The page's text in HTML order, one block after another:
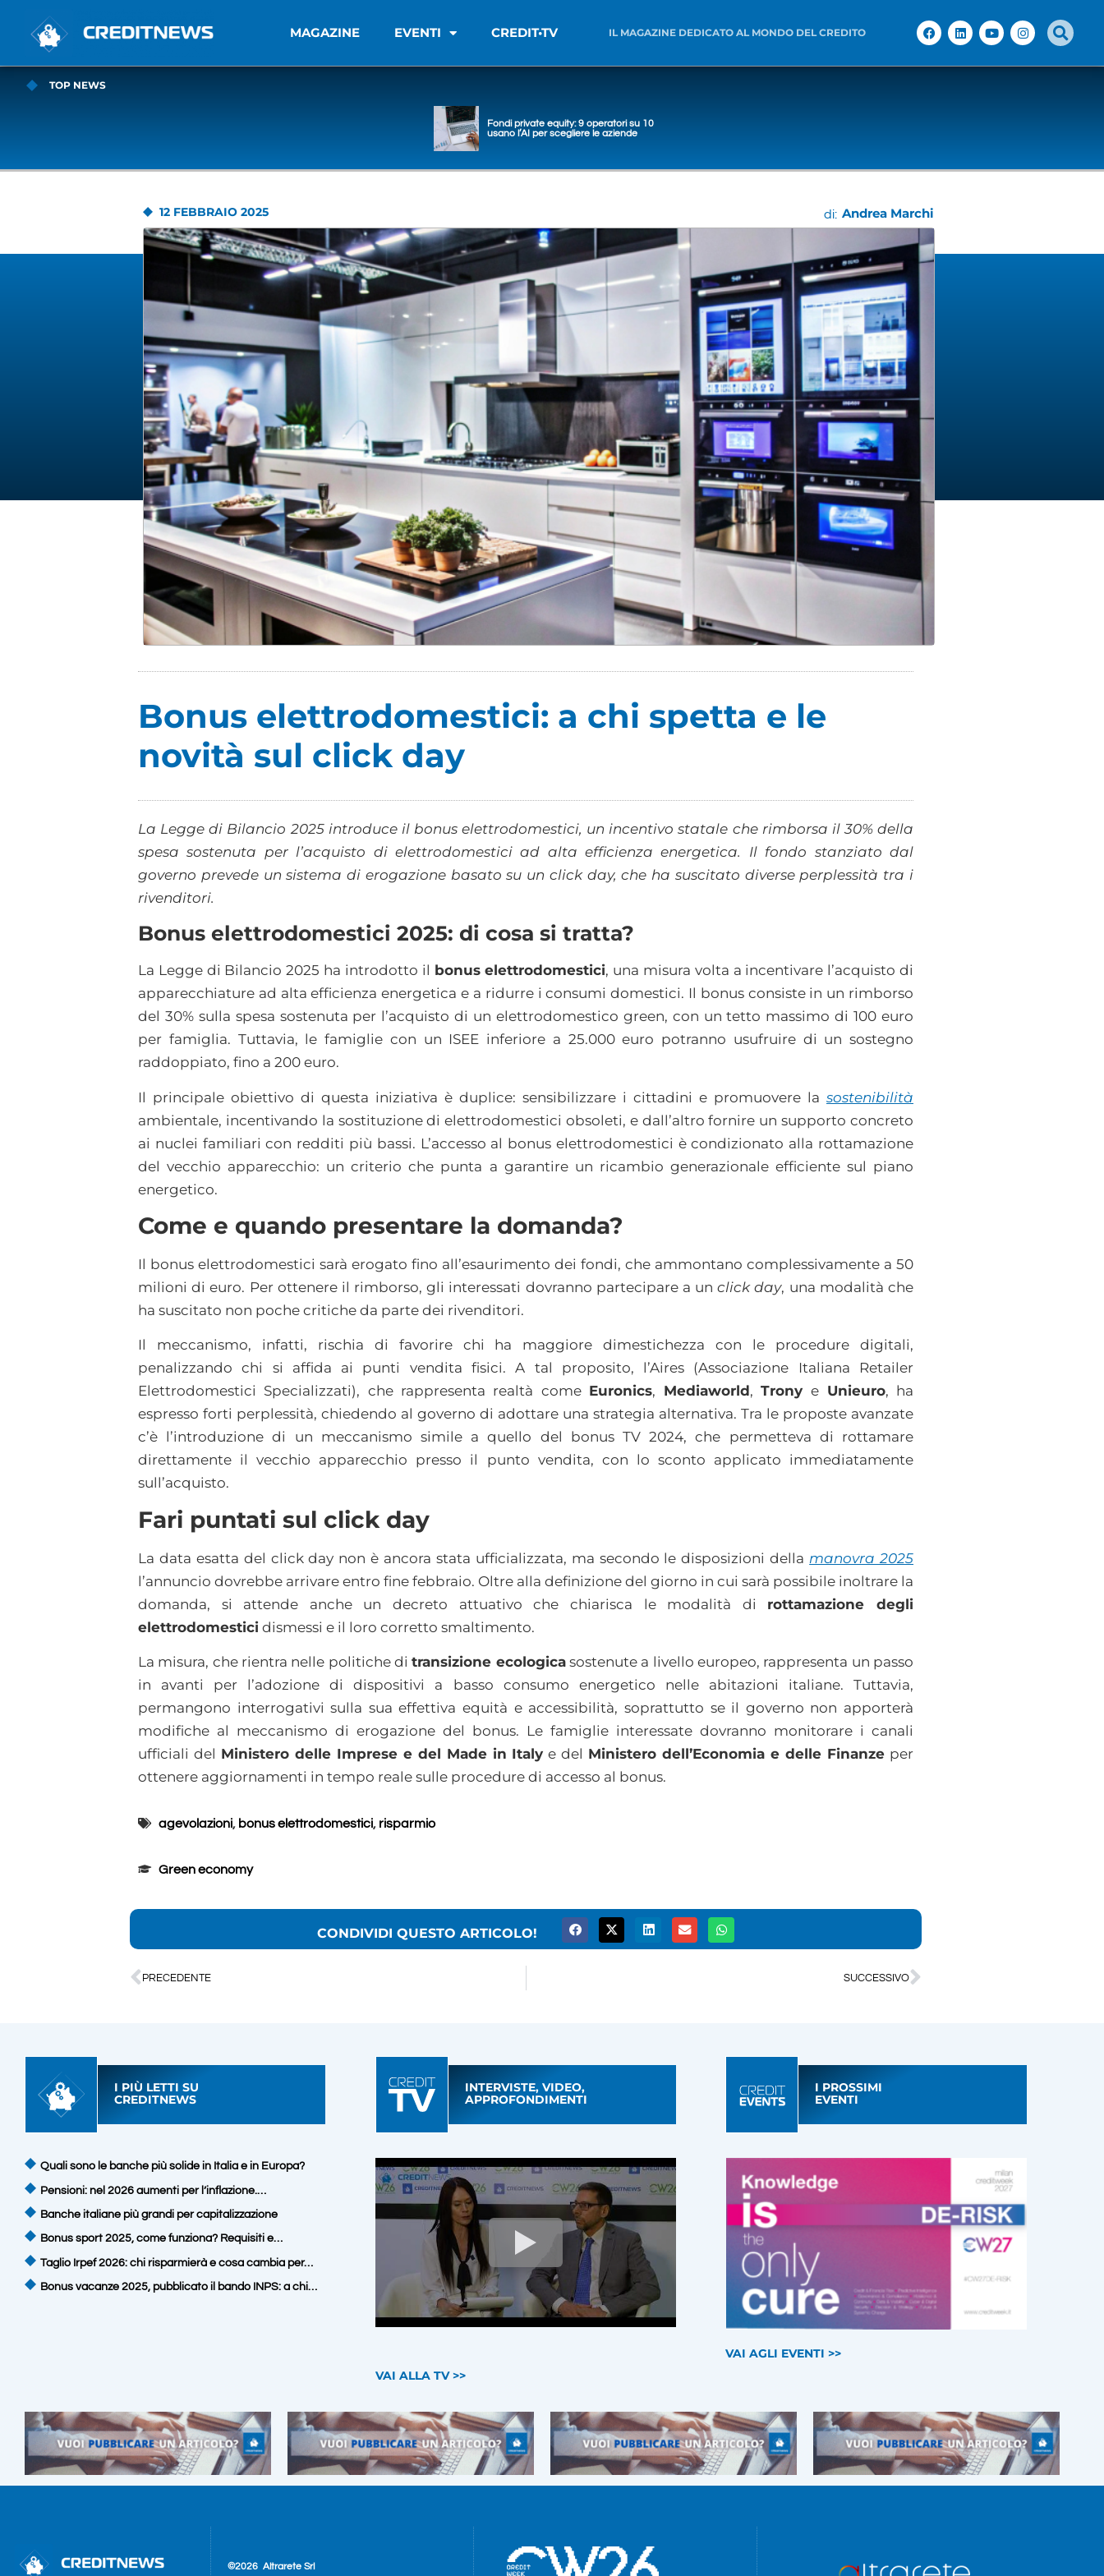
MAGAZINE EVENTI CREDIT•TV IL MAGAZINE DEDICATO AL MONDO DEL CREDITO
TOP NEWS
Fondi private equity: 9 operatori su 10
usano l’AI per scegliere le aziende
12 FEBBRAIO 2025 di:Andrea Marchi
Bonus elettrodomestici: a chi spetta e le
novità sul click day
La Legge di Bilancio 2025 introduce il bonus elettrodomestici, un incentivo statale che rimborsa il 30% della
spesa sostenuta per l’acquisto di elettrodomestici ad alta efficienza energetica. Il fondo stanziato dal
governo prevede un sistema di erogazione basato su un click day, che ha suscitato diverse perplessità tra i
rivenditori.
Bonus elettrodomestici 2025: di cosa si tratta?
La Legge di Bilancio 2025 ha introdotto il bonus elettrodomestici, una misura volta a incentivare l’acquisto di
apparecchiature ad alta efficienza energetica e a ridurre i consumi domestici. Il bonus consiste in un rimborso
del 30% sulla spesa sostenuta per l’acquisto di un elettrodomestico green, con un tetto massimo di 100 euro
per famiglia. Tuttavia, le famiglie con un ISEE inferiore a 25.000 euro potranno usufruire di un sostegno
raddoppiato, fino a 200 euro.
Il principale obiettivo di questa iniziativa è duplice: sensibilizzare i cittadini e promuovere la sostenibilità
ambientale, incentivando la sostituzione di elettrodomestici obsoleti, e dall’altro fornire un supporto concreto
ai nuclei familiari con redditi più bassi. L’accesso al bonus elettrodomestici è condizionato alla rottamazione
del vecchio apparecchio: un criterio che punta a garantire un ricambio generazionale efficiente sul piano
energetico.
Come e quando presentare la domanda?
Il bonus elettrodomestici sarà erogato fino all’esaurimento dei fondi, che ammontano complessivamente a 50
milioni di euro. Per ottenere il rimborso, gli interessati dovranno partecipare a unclick day, una modalità che
ha suscitato non poche critiche da parte dei rivenditori.
Il meccanismo, infatti, rischia di favorire chi ha maggiore dimestichezza con le procedure digitali,
penalizzando chi si affida ai punti vendita fisici. A tal proposito, l’Aires (Associazione Italiana Retailer
Elettrodomestici Specializzati), che rappresenta realtà come Euronics, Mediaworld, Tronye Unieuro, ha
espresso forti perplessità, chiedendo al governo di adottare una strategia alternativa. Tra le proposte avanzate
c’è l’introduzione di un meccanismo simile a quello del bonus TV 2024, che permetteva di rottamare
direttamente il vecchio apparecchio presso il punto vendita, con lo sconto applicato immediatamente
sull’acquisto.
Fari puntati sul click day
La data esatta del click day non è ancora stata ufficializzata, ma secondo le disposizioni della manovra 2025
l’annuncio dovrebbe arrivare entro fine febbraio. Oltre alla definizione del giorno in cui sarà possibile inoltrare la
domanda, si attende anche un decreto attuativo che chiarisca le modalità di rottamazione degli
elettrodomestici dismessi e il loro corretto smaltimento.
La misura, che rientra nelle politiche ditransizione ecologicasostenute a livello europeo, rappresenta un passo
in avanti per l’adozione di dispositivi a basso consumo energetico nelle abitazioni italiane. Tuttavia,
permangono interrogativi sulla sua effettiva equità e accessibilità, soprattutto se il governo non apporterà
modifiche al meccanismo di erogazione del bonus. Le famiglie interessate dovranno monitorare i canali
ufficiali del Ministero delle Imprese e del Made in Italy e del Ministero dell’Economia e delle Finanze per
ottenere aggiornamenti in tempo reale sulle procedure di accesso al bonus.
agevolazioni, bonus elettrodomestici, risparmio
Green economy
CONDIVIDI QUESTO ARTICOLO!
PRECEDENTE SUCCESSIVO
I PIÙ LETTI SU
CREDITNEWS
Quali sono le banche più solide in Italia e in Europa?
Pensioni: nel 2026 aumenti per l’inflazione.…
Banche italiane più grandi per capitalizzazione
Bonus sport 2025, come funziona? Requisiti e…
Taglio Irpef 2026: chi risparmierà e cosa cambia per…
Bonus vacanze 2025, pubblicato il bando INPS: a chi…
INTERVISTE, VIDEO,
APPROFONDIMENTI
VAI ALLA TV >>
I PROSSIMI
EVENTI
VAI AGLI EVENTI >>
©2026 Altrarete Srl